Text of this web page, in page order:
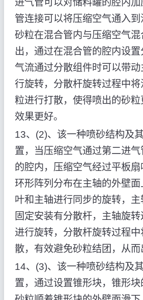
管连接可以将压缩空气通入
砂粒在混合管内与压缩空气
出，通过在混合管的腔内设
气流通过分散组件时可以带
行旋转，分散杆旋转过程中
粒进行打散，使得喷出的砂
效果更好。
13、(2)、该一种喷砂结构及
置，当压缩空气通过第二进
的腔内，压缩空气经过平板
环形阵列分布在主轴的外壁
叶和主轴进行同步的旋转，
固定安装有分散杆，主轴旋
进行旋转，分散杆旋转过程
散，有效避免砂粒结团，从而
14、(3)、该一种喷砂结构及
置，通过设置锥形块，锥形块